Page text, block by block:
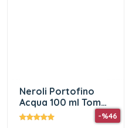
Neroli Portofino
Acqua 100 ml Tom
Ford Unisex
-%46